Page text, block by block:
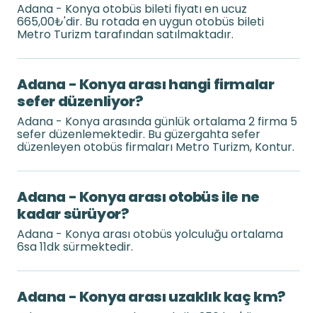
Adana - Konya otobüs bileti fiyatı en ucuz
665,00₺'dir. Bu rotada en uygun otobüs bileti
Metro Turizm tarafından satılmaktadır.
Adana - Konya arası hangi firmalar
sefer düzenliyor?
Adana - Konya arasında günlük ortalama 2 firma 5
sefer düzenlemektedir. Bu güzergahta sefer
düzenleyen otobüs firmaları Metro Turizm, Kontur.
Adana - Konya arası otobüs ile ne
kadar sürüyor?
Adana - Konya arası otobüs yolculuğu ortalama
6sa 11dk sürmektedir.
Adana - Konya arası uzaklık kaç km?